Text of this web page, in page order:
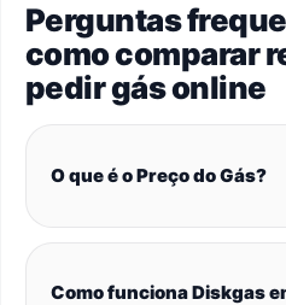
Perguntas
como comparar
pedir gás online
O que é o Preço do Gás?
Como funciona Diskgas